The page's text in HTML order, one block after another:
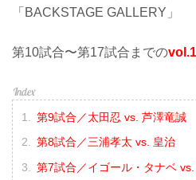
「BACKSTAGE GALLERY」
第10試合〜第17試合までの
第9試合／太田忍 vs. 芦澤竜誠
第8試合／三浦孝太 vs. 皇治
第7試合／イゴール・タナベ